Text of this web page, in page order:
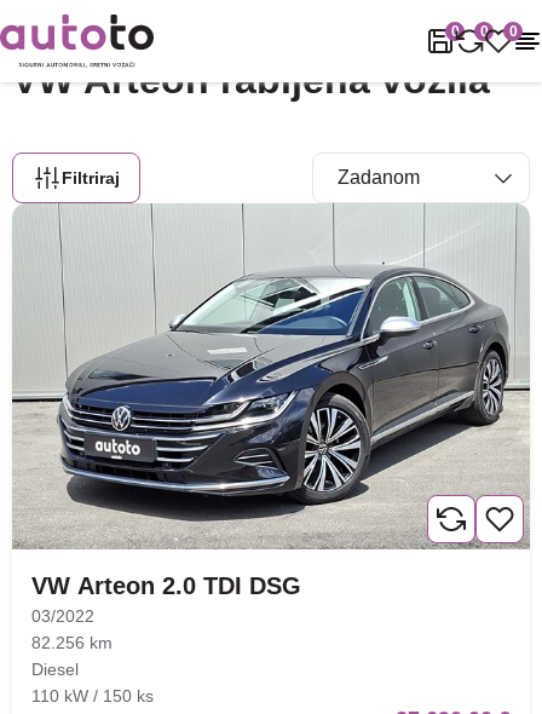
0 0 0
Naslovnica Rabljena vozila
VW Arteon rabljena vozila
Filtriraj
VW Arteon 2.0 TDI DSG
03/2022
82.256 km
Diesel
110 kW / 150 ks